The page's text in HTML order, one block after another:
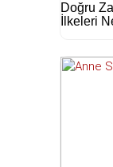
Doğru
İlkeleri